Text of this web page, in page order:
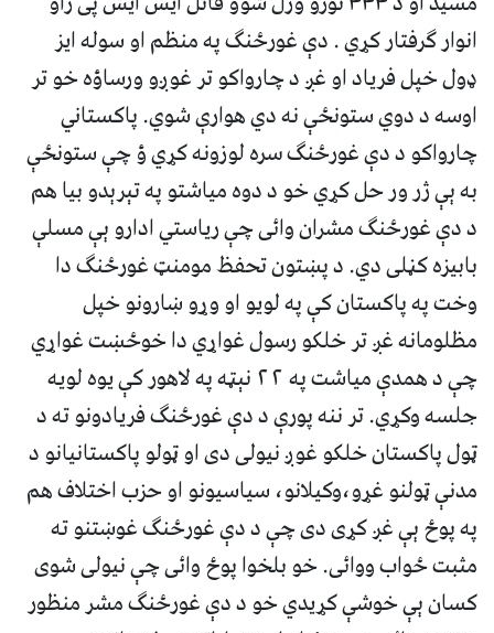
انوار ګرفتار کړي . دې غورځنګ په منظم او سوله ايز
ډول خپل فرياد او غږ د چارواکو تر غوږو ورساؤه خو تر
اوسه د دوي ستونځې نه دي هوارې شوي. پاکستاني
چارواکو د دې غورځنګ سره لوزونه کړي ؤ چې ستونځې
به ېې ژر ور حل کړي خو د دوه مياشتو په تېرېدو بيا هم
د دې غورځنګ مشران وائی چې رياستي ادارو ېې مسلې
بابيزه کڼلی دي. د پښتون تحفظ مومنټ غورځنګ دا
وخت په پاکستان کې په لويو او وړو ښارونو خپل
مظلومانه غږ تر خلکو رسول غواړي دا خوځښت غواړي
چې د همدې مياشت په ۲۲ نېټه په لاهور کې يوه لويه
جلسه وکړي. تر ننه پورې د دې غورځنګ فريادونو ته د
ټول پاکستان خلکو غوږ نيولی دی او ټولو پاکستانيانو د
مدنې ټولنو غړو،وکيلانو، سياسيونو او حزب اختلاف هم
په پوځ ېې غږ کړی دی چې د دې غورځنګ غوښتنو ته
مثبت ځواب ووائی. خو بلخوا پوځ وائی چې نيولی شوی
کسان ېې خوشې کړيدي خو د دې غورځنګ مشر منظور